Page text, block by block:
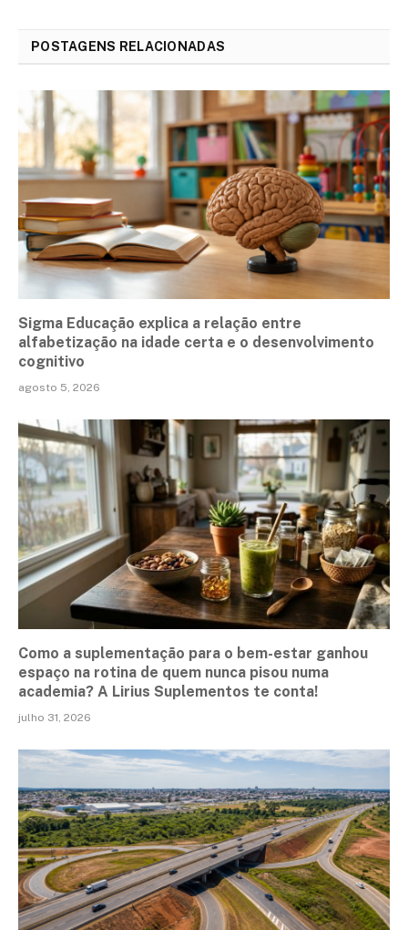
POSTAGENS RELACIONADAS
Sigma Educação explica a relação entre
alfabetização na idade certa e o desenvolvimento
cognitivo
agosto 5, 2026
Como a suplementação para o bem-estar ganhou
espaço na rotina de quem nunca pisou numa
academia? A Lirius Suplementos te conta!
julho 31, 2026